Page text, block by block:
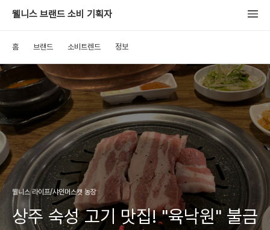
웰니스 브랜드 소비 기획자
홈 브랜드 소비트렌드 정보
웰니스 라이프/샤인머스캣 농장
상주 숙성 고기 맛집! "육낙원" 불금